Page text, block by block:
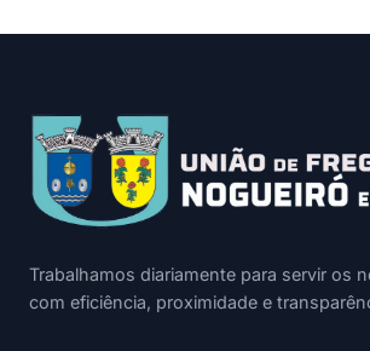
Trabalhamos diariamente para servir os
com eficiência, proximidade e